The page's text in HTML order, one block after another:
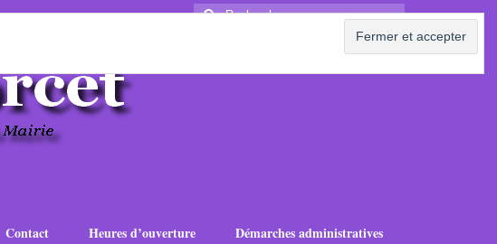
Rechercher
Contact Heures d’ouverture
Démarches administratives